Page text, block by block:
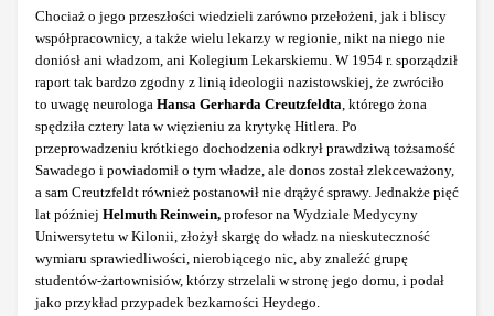
Chociaż o jego przeszłości wiedzieli zarówno przełożeni, jak i bliscy
współpracownicy, a także wielu lekarzy w regionie, nikt na niego nie
doniósł ani władzom, ani Kolegium Lekarskiemu. W 1954 r. sporządził
raport tak bardzo zgodny z linią ideologii nazistowskiej, że zwróciło
to uwagę neurologa Hansa Gerharda Creutzfeldta, którego żona
spędziła cztery lata w więzieniu za krytykę Hitlera. Po
przeprowadzeniu krótkiego dochodzenia odkrył prawdziwą tożsamość
Sawadego i powiadomił o tym władze, ale donos został zlekceważony,
a sam Creutzfeldt również postanowił nie drążyć sprawy. Jednakże pięć
lat później Helmuth Reinwein, profesor na Wydziale Medycyny
Uniwersytetu w Kilonii, złożył skargę do władz na nieskuteczność
wymiaru sprawiedliwości, nierobiącego nic, aby znaleźć grupę
studentów-żartownisiów, którzy strzelali w stronę jego domu, i podał
jako przykład przypadek bezkarności Heydego.